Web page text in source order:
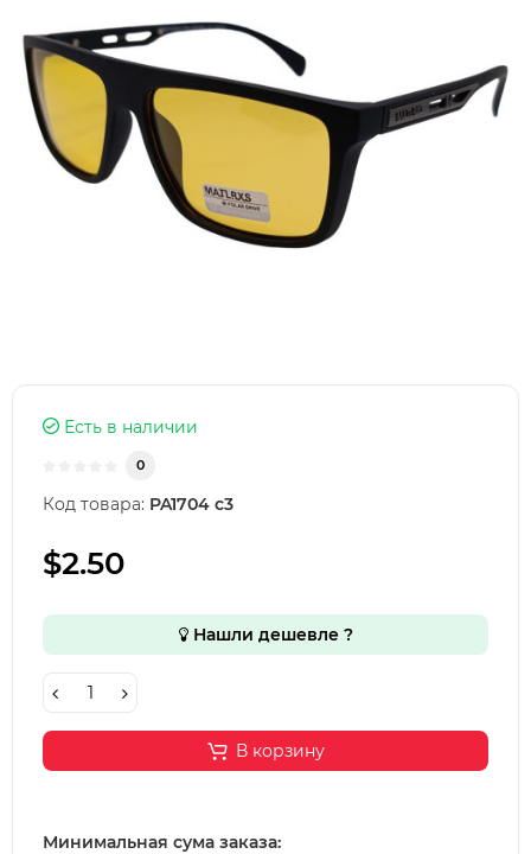
Есть в наличии
0
Код товара: PA1704 c3
$2.50
Нашли дешевле ?
В корзину
Минимальная сума заказа: